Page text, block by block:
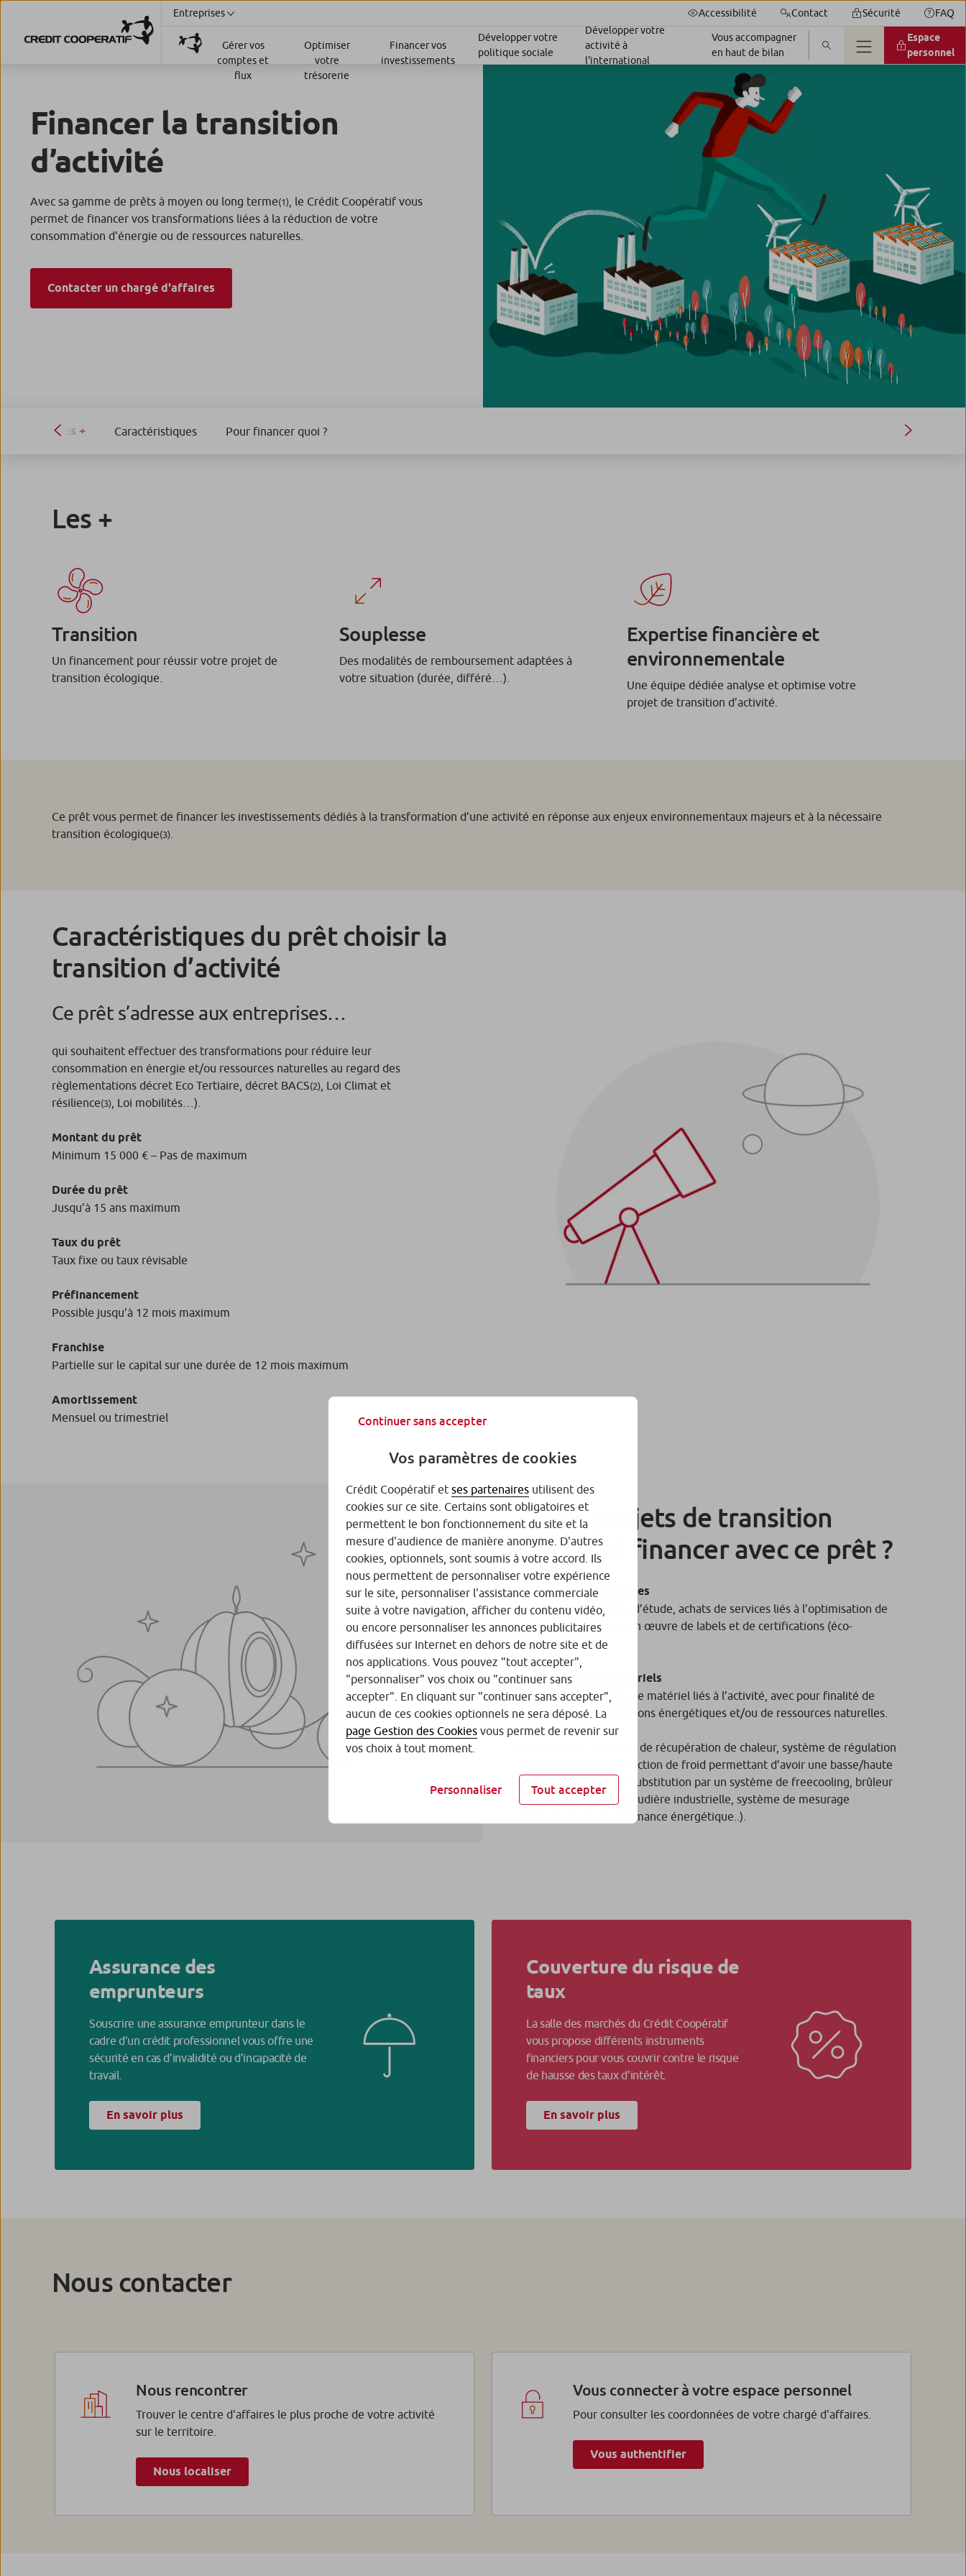
Entreprises Accessibilité Contact Sécurité FAQ
Gérer vos
comptes et
flux
Optimiser
votre
trésorerie
Financer vos
investissements
Développer votre
politique sociale
Développer votre
activité à
l'international
Vous accompagner
en haut de bilan
Espace
personnel
Financer la transition
d’activité
Avec sa gamme de prêts à moyen ou long terme(1) , le Crédit Coopératif vous
permet de financer vos transformations liées à la réduction de votre
consommation d'énergie ou de ressources naturelles.
Contacter un chargé d'affaires
Les + Caractéristiques Pour financer quoi ?
Les +
Transition
Un financement pour réussir votre projet de
transition écologique.
Souplesse
Des modalités de remboursement adaptées à
votre situation (durée, différé…).
Expertise financière et
environnementale
Une équipe dédiée analyse et optimise votre
projet de transition d’activité.
Ce prêt vous permet de financer les investissements dédiés à la transformation d’une activité en réponse aux enjeux environnementaux majeurs et à la nécessaire
transition écologique(3)
Caractéristiques du prêt choisir la
transition d’activité
Ce prêt s’adresse aux entreprises…
qui souhaitent effectuer des transformations pour réduire leur
consommation en énergie et/ou ressources naturelles au regard des
règlementations décret Eco Tertiaire, décret BACS(2) , Loi Climat et
résilience(3) , Loi mobilités…).
Montant du prêt
Minimum 15 000 € – Pas de maximum
Durée du prêt
Jusqu’à 15 ans maximum
Taux du prêt
Taux fixe ou taux révisable
Préfinancement
Possible jusqu’à 12 mois maximum
Franchise
Partielle sur le capital sur une durée de 12 mois maximum
Amortissement
Mensuel ou trimestriel
Quels projets de transition
d’activité financer avec ce prêt ?
Dépenses immatérielles
Financement des frais d’étude, achats de services liés à l’optimisation de
l’outil productif, mise en œuvre de labels et de certifications (éco-
conception).
Investissements matériels
Travaux et acquisition de matériel liés à l’activité, avec pour finalité de
réduire les consommations énergétiques et/ou de ressources naturelles.
(par exemple : système de récupération de chaleur, système de régulation
sur un groupe de production de froid permettant d’avoir une basse/haute
pression flottante, ou substitution par un système de freecooling, brûleur
micro-modulant sur chaudière industrielle, système de mesurage
d’indicateurs de performance énergétique..).
Assurance des
emprunteurs
Souscrire une assurance emprunteur dans le
cadre d’un crédit professionnel vous offre une
sécurité en cas d’invalidité ou d’incapacité de
travail.
En savoir plus
Couverture du risque de
taux
La salle des marchés du Crédit Coopératif
vous propose différents instruments
financiers pour vous couvrir contre le risque
de hausse des taux d’intérêt.
En savoir plus
Nous contacter
Nous rencontrer
Trouver le centre d'affaires le plus proche de votre activité
sur le territoire.
Nous localiser
Vous connecter à votre espace personnel
Pour consulter les coordonnées de votre chargé d'affaires.
Vous authentifier
Continuer sans accepter
Vos paramètres de cookies
Crédit Coopératif et ses partenaires utilisent des
cookies sur ce site. Certains sont obligatoires et
permettent le bon fonctionnement du site et la
mesure d'audience de manière anonyme. D'autres
cookies, optionnels, sont soumis à votre accord. Ils
nous permettent de personnaliser votre expérience
sur le site, personnaliser l'assistance commerciale
suite à votre navigation, afficher du contenu vidéo,
ou encore personnaliser les annonces publicitaires
diffusées sur Internet en dehors de notre site et de
nos applications. Vous pouvez "tout accepter",
"personnaliser" vos choix ou "continuer sans
accepter". En cliquant sur "continuer sans accepter",
aucun de ces cookies optionnels ne sera déposé. La
page Gestion des Cookies vous permet de revenir sur
vos choix à tout moment.
Personnaliser Tout accepter